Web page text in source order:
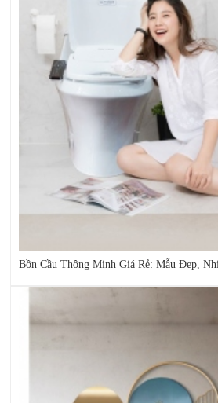
Bồn Cầu Thông Minh Giá Rẻ: Mẫu Đẹp,